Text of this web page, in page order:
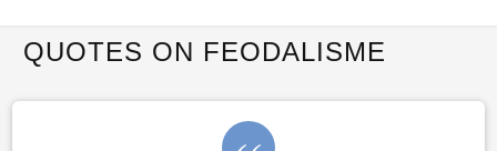
Quote Hari Puisi
QUOTES ON FEODALISME